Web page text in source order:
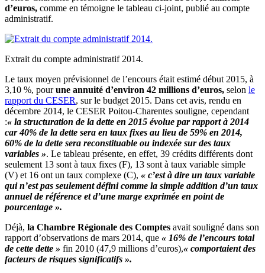
d’euros, comme en témoigne le tableau ci-joint, publié au compte
administratif.
Extrait du compte administratif 2014.
Le taux moyen prévisionnel de l’encours était estimé début 2015, à
3,10 %, pourune annuité d’environ 42 millions d’euros, selon le
rapport du CESER, sur le budget 2015. Dans cet avis, rendu en
décembre 2014, le CESER Poitou-Charentes souligne, cependant
:« la structuration de la dette en 2015 évolue par rapport à 2014
car 40% de la dette sera en taux fixes au lieu de 59% en 2014,
60% de la dette sera reconstituable ou indexée sur des taux
variables ». Le tableau présente, en effet, 39 crédits différents dont
seulement 13 sont à taux fixes (F), 13 sont à taux variable simple
(V) et 16 ont un taux complexe (C), « c’est à dire un taux variable
qui n’est pas seulement défini comme la simple addition d’un taux
annuel de référence et d’une marge exprimée en point de
pourcentage ».
Déjà, la Chambre Régionale des Comptes avait souligné dans son
rapport d’observations de mars 2014, que « 16% de l’encours total
de cette dette » fin 2010 (47,9 millions d’euros),« comportaient des
facteurs de risques significatifs ».